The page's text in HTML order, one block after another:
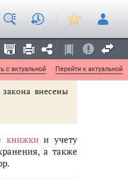
с актуальной Перейти к актуальной
для
внесены
книжкии учету
а также